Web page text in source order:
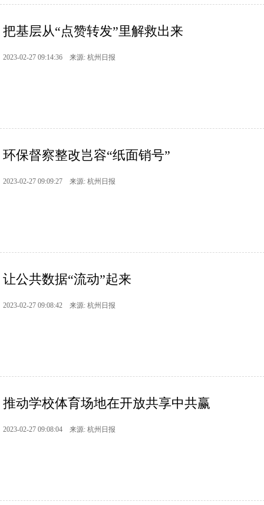
把基层从“点赞转发”里解救出来
2023-02-27 09:14:36 来源: 杭州日报
环保督察整改岂容“纸面销号”
2023-02-27 09:09:27 来源: 杭州日报
让公共数据“流动”起来
2023-02-27 09:08:42 来源: 杭州日报
推动学校体育场地在开放共享中共赢
2023-02-27 09:08:04 来源: 杭州日报